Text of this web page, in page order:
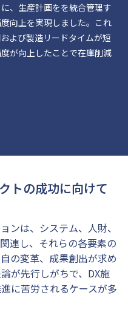
、生産計画をを統合管理す
向上を実現しました。これ
よび製造リードタイムが短
が向上したことで在庫削減
トの成功に向けて
ンは、システム、人財、
連し、それらの各要素の
の変革、成果創出が求め
が先行しがちで、DX施
に苦労されるケースが多